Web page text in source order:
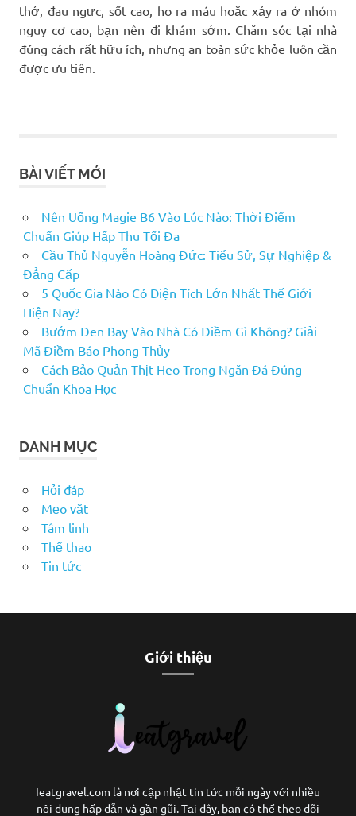
thở, đau ngực, sốt cao, ho ra máu hoặc xảy ra ở nhóm
nguy cơ cao, bạn nên đi khám sớm. Chăm sóc tại nhà
đúng cách rất hữu ích, nhưng an toàn sức khỏe luôn cần
được ưu tiên.
BÀI VIẾT MỚI
Nên Uống Magie B6 Vào Lúc Nào: Thời Điểm
Chuẩn Giúp Hấp Thu Tối Đa
Cầu Thủ Nguyễn Hoàng Đức: Tiểu Sử, Sự Nghiệp &
Đẳng Cấp
5 Quốc Gia Nào Có Diện Tích Lớn Nhất Thế Giới
Hiện Nay?
Bướm Đen Bay Vào Nhà Có Điềm Gì Không? Giải
Mã Điềm Báo Phong Thủy
Cách Bảo Quản Thịt Heo Trong Ngăn Đá Đúng
Chuẩn Khoa Học
DANH MỤC
Hỏi đáp
Mẹo vặt
Tâm linh
Thể thao
Tin tức
Giới thiệu
Ieatgravel.com là nơi cập nhật tin tức mỗi ngày với nhiều
nội dung hấp dẫn và gần gũi. Tại đây, bạn có thể theo dõi